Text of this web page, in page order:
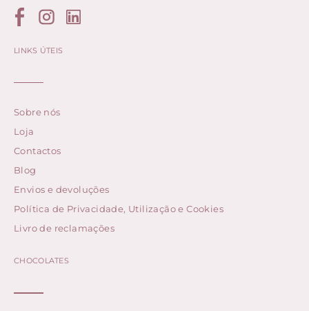
LINKS ÚTEIS
Sobre nós
Loja
Contactos
Blog
Envios e devoluções
Política de Privacidade, Utilização e Cookies
Livro de reclamações
CHOCOLATES